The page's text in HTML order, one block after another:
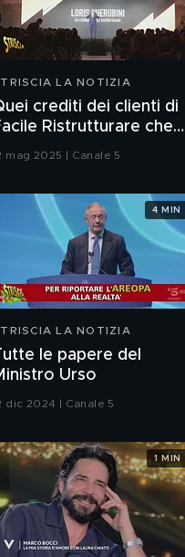
LA NOTIZIA
crediti dei clienti di
Ristrutturare che
non esistono nei loro
mag 2025 | Canale 5
LA NOTIZIA
le papere del
Urso
dic 2024 | Canale 5
4 MIN
1 MIN